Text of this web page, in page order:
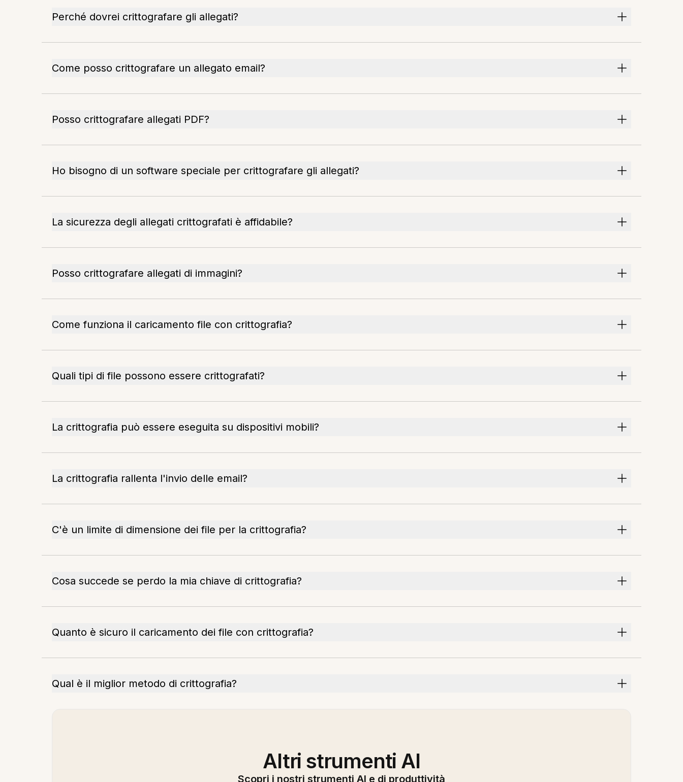
Perché dovrei crittografare gli allegati?
Come posso crittografare un allegato email?
Posso crittografare allegati PDF?
Ho bisogno di un software speciale per crittografare gli allegati?
La sicurezza degli allegati crittografati è affidabile?
Posso crittografare allegati di immagini?
Come funziona il caricamento file con crittografia?
Quali tipi di file possono essere crittografati?
La crittografia può essere eseguita su dispositivi mobili?
La crittografia rallenta l'invio delle email?
C'è un limite di dimensione dei file per la crittografia?
Cosa succede se perdo la mia chiave di crittografia?
Quanto è sicuro il caricamento dei file con crittografia?
Qual è il miglior metodo di crittografia?
Altri strumenti AI
Scopri i nostri strumenti AI e di produttività